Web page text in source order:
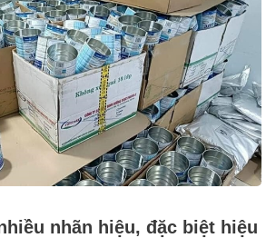
nhãn hiệu, đặc biệt hiệu